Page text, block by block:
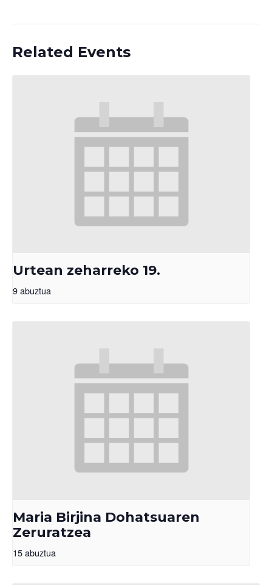
Related Events
Urtean zeharreko 19.
9 abuztua
Maria Birjina Dohatsuaren
Zeruratzea
15 abuztua